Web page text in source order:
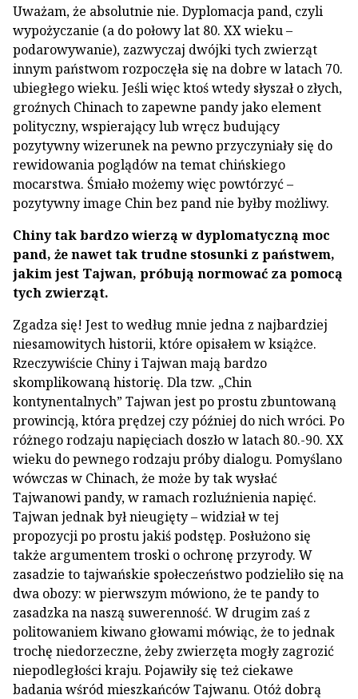
Uważam, że absolutnie nie. Dyplomacja pand, czyli
wypożyczanie (a do połowy lat 80. XX wieku –
podarowywanie), zazwyczaj dwójki tych zwierząt
innym państwom rozpoczęła się na dobre w latach 70.
ubiegłego wieku. Jeśli więc ktoś wtedy słyszał o złych,
groźnych Chinach to zapewne pandy jako element
polityczny, wspierający lub wręcz budujący
pozytywny wizerunek na pewno przyczyniały się do
rewidowania poglądów na temat chińskiego
mocarstwa. Śmiało możemy więc powtórzyć –
pozytywny image Chin bez pand nie byłby możliwy.
Chiny tak bardzo wierzą w dyplomatyczną moc
pand, że nawet tak trudne stosunki z państwem,
jakim jest Tajwan, próbują normować za pomocą
tych zwierząt.
Zgadza się! Jest to według mnie jedna z najbardziej
niesamowitych historii, które opisałem w książce.
Rzeczywiście Chiny i Tajwan mają bardzo
skomplikowaną historię. Dla tzw. „Chin
kontynentalnych” Tajwan jest po prostu zbuntowaną
prowincją, która prędzej czy później do nich wróci. Po
różnego rodzaju napięciach doszło w latach 80.-90. XX
wieku do pewnego rodzaju próby dialogu. Pomyślano
wówczas w Chinach, że może by tak wysłać
Tajwanowi pandy, w ramach rozluźnienia napięć.
Tajwan jednak był nieugięty – widział w tej
propozycji po prostu jakiś podstęp. Posłużono się
także argumentem troski o ochronę przyrody. W
zasadzie to tajwańskie społeczeństwo podzieliło się na
dwa obozy: w pierwszym mówiono, że te pandy to
zasadzka na naszą suwerenność. W drugim zaś z
politowaniem kiwano głowami mówiąc, że to jednak
trochę niedorzeczne, żeby zwierzęta mogły zagrozić
niepodległości kraju. Pojawiły się też ciekawe
badania wśród mieszkańców Tajwanu. Otóż dobrą